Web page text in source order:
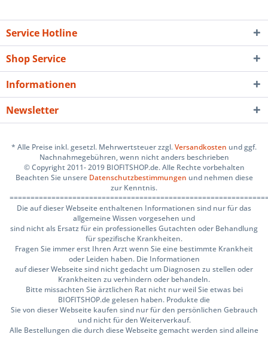
Service Hotline
Shop Service
Informationen
Newsletter
* Alle Preise inkl. gesetzl. Mehrwertsteuer zzgl.Versandkosten und ggf.
Nachnahmegebühren, wenn nicht anders beschrieben
© Copyright 2011- 2019 BIOFITSHOP.de. Alle Rechte vorbehalten
Beachten Sie unsere Datenschutzbestimmungen und nehmen diese
zur Kenntnis.
Die auf dieser Webseite enthaltenen Informationen sind nur für das
allgemeine Wissen vorgesehen und
sind nicht als Ersatz für ein professionelles Gutachten oder Behandlung
für spezifische Krankheiten.
Fragen Sie immer erst Ihren Arzt wenn Sie eine bestimmte Krankheit
oder Leiden haben. Die Informationen
auf dieser Webseite sind nicht gedacht um Diagnosen zu stellen oder
Krankheiten zu verhindern oder behandeln.
Bitte missachten Sie ärztlichen Rat nicht nur weil Sie etwas bei
BIOFITSHOP.de gelesen haben. Produkte die
Sie von dieser Webseite kaufen sind nur für den persönlichen Gebrauch
und nicht für den Weiterverkauf.
Alle Bestellungen die durch diese Webseite gemacht werden sind alleine